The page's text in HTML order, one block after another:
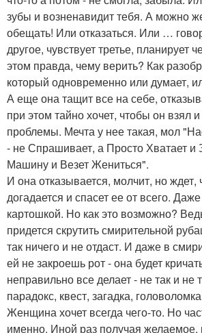
зубы и возненавидит тебя. А можно
обещать! Или отказаться. Или …
другое, чувствует третье, планирует
этом правда, чему верить? Как
который одновременно или думает,
А еще она тащит все на себе,
при этом тайно хочет, чтобы он взял
проблемы. Мечта у нее такая, мол
- не Спрашивает, а Просто Хватает и
Машину и Везет Жениться".
И она отказывается, молчит, но ждет,
догадается и спасет ее от всего.
картошкой. Но как это возможно?
придется скрутить смирительной
так ничего и не отдаст. И даже в
ей не закроешь рот - она будет
неправильно все делает - не так и
парадокс, квест, загадка,
Женщина хочет всегда чего-то. Но
именно. Иной раз получая желаемое,